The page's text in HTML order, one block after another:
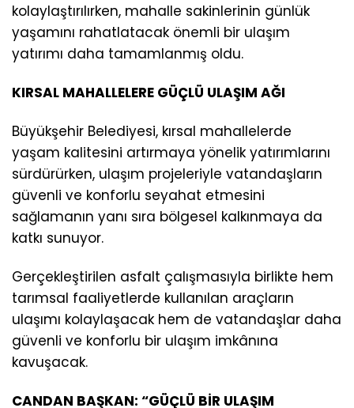
kolaylaştırılırken, mahalle sakinlerinin günlük
yaşamını rahatlatacak önemli bir ulaşım
yatırımı daha tamamlanmış oldu.
KIRSAL MAHALLELERE GÜÇLÜ ULAŞIM AĞI
Büyükşehir Belediyesi, kırsal mahallelerde
yaşam kalitesini artırmaya yönelik yatırımlarını
sürdürürken, ulaşım projeleriyle vatandaşların
güvenli ve konforlu seyahat etmesini
sağlamanın yanı sıra bölgesel kalkınmaya da
katkı sunuyor.
Gerçekleştirilen asfalt çalışmasıyla birlikte hem
tarımsal faaliyetlerde kullanılan araçların
ulaşımı kolaylaşacak hem de vatandaşlar daha
güvenli ve konforlu bir ulaşım imkânına
kavuşacak.
CANDAN BAŞKAN: “GÜÇLÜ BİR ULAŞIM